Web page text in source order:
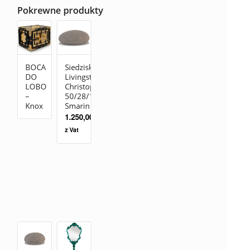
Pokrewne produkty
BOCA
DO
LOBO
–
Knox
Siedzisko
Livingstones
Christophe
50/28/19
Smarin
1.250,00
z Vat